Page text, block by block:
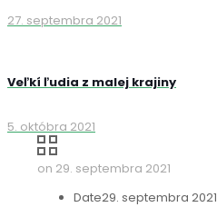
27. septembra 2021
Veľkí ľudia z malej krajiny
5. októbra 2021
on 29. septembra 2021
Date29. septembra 2021